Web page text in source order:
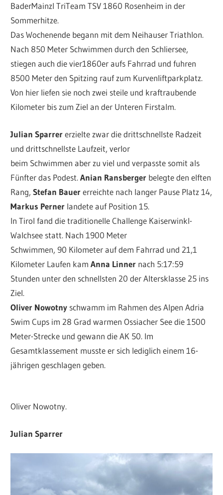
BaderMainzl TriTeam TSV 1860 Rosenheim in der
Sommerhitze.
Das Wochenende begann mit dem Neihauser Triathlon.
Nach 850 Meter Schwimmen durch den Schliersee,
stiegen auch die vier1860er aufs Fahrrad und fuhren
8500 Meter den Spitzing rauf zum Kurvenliftparkplatz.
Von hier liefen sie noch zwei steile und kraftraubende
Kilometer bis zum Ziel an der Unteren Firstalm.
Julian Sparrererzielte zwar die drittschnellste Radzeit
und drittschnellste Laufzeit, verlor
beim Schwimmen aber zu viel und verpasste somit als
Fünfter das Podest.Anian Ransberger belegte den elften
Rang,Stefan Bauererreichte nach langer Pause Platz 14,
Markus Perner landete auf Position 15.
In Tirol fand die traditionelle Challenge Kaiserwinkl-
Walchsee statt. Nach 1900 Meter
Schwimmen, 90 Kilometer auf dem Fahrrad und 21,1
Kilometer Laufen kamAnna Linner nach 5:17:59
Stunden unter den schnellsten 20 der Altersklasse 25 ins
Ziel.
Oliver Nowotny schwamm im Rahmen des Alpen Adria
Swim Cups im 28 Grad warmen Ossiacher See die 1500
Meter-Strecke und gewann die AK 50. Im
Gesamtklassement musste er sich lediglich einem 16-
jährigen geschlagen geben.
Oliver Nowotny.
Julian Sparrer